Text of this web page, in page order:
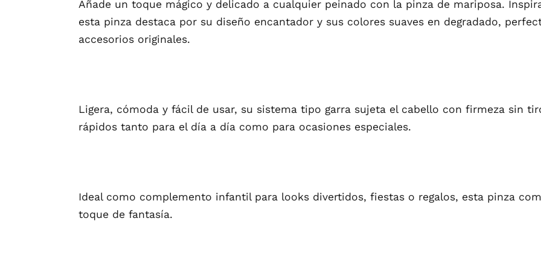
Añade un toque mágico y delicado a cualquier peinado con la pinza de mariposa.
esta pinza destaca por su diseño encantador y sus colores suaves en degradado,
accesorios originales.
Ligera, cómoda y fácil de usar, su sistema tipo garra sujeta el cabello con firmeza sin
rápidos tanto para el día a día como para ocasiones especiales.
Ideal como complemento infantil para looks divertidos, fiestas o regalos, esta pinza
toque de fantasía.